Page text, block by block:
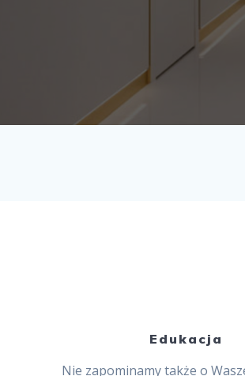
Edukacja
Nie zapominamy także o